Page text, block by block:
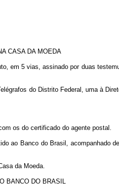
CASA DA MOEDA
em 5 vias, assinado por duas
do Distrito Federal, uma à
os do certificado do agente postal.
ao Banco do Brasil, acompanhado
da Moeda.
BANCO DO BRASIL